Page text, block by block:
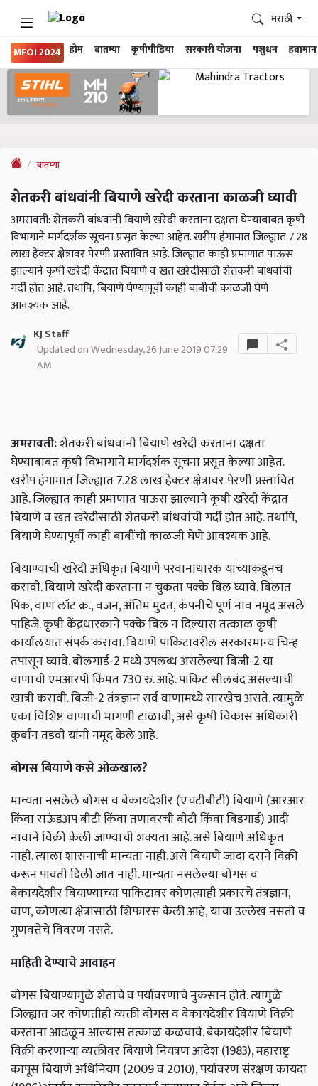
MFOI 2024 होम बातम्या कृषीपीडिया सरकारी योजना पशुधन हवामान
मराठी
बातम्या
शेतकरी बांधवांनी बियाणे खरेदी करताना काळजी घ्यावी
अमरावती: शेतकरी बांधवांनी बियाणे खरेदी करताना दक्षता घेण्याबाबत कृषी
विभागाने मार्गदर्शक सूचना प्रसृत केल्या आहेत. खरीप हंगामात जिल्ह्यात 7.28
लाख हेक्टर क्षेत्रावर पेरणी प्रस्तावित आहे. जिल्ह्यात काही प्रमाणात पाऊस
झाल्याने कृषी खरेदी केंद्रात बियाणे व खत खरेदीसाठी शेतकरी बांधवांची
गर्दी होत आहे. तथापि, बियाणे घेण्यापूर्वी काही बाबींची काळजी घेणे
आवश्यक आहे.
KJ Staff
Updated on Wednesday, 26 June 2019 07:29
AM
अमरावती:शेतकरी बांधवांनी बियाणे खरेदी करताना दक्षता
घेण्याबाबत कृषी विभागाने मार्गदर्शक सूचना प्रसृत केल्या आहेत.
खरीप हंगामात जिल्ह्यात 7.28 लाख हेक्टर क्षेत्रावर पेरणी प्रस्तावित
आहे. जिल्ह्यात काही प्रमाणात पाऊस झाल्याने कृषी खरेदी केंद्रात
बियाणे व खत खरेदीसाठी शेतकरी बांधवांची गर्दी होत आहे. तथापि,
बियाणे घेण्यापूर्वी काही बाबींची काळजी घेणे आवश्यक आहे.
बियाण्याची खरेदी अधिकृत बियाणे परवानाधारक यांच्याकडूनच
करावी. बियाणे खरेदी करताना न चुकता पक्के बिल घ्यावे. बिलात
पिक, वाण लॉट क्र., वजन, अंतिम मुदत, कंपनीचे पूर्ण नाव नमूद असले
पाहिजे. कृषी केंद्रधारकाने पक्के बिल न दिल्यास तत्काळ कृषी
कार्यालयात संपर्क करावा. बियाणे पाकिटावरील सरकारमान्य चिन्ह
तपासून घ्यावे. बोलगार्ड-2 मध्ये उपलब्ध असलेल्या बिजी-2 या
वाणाची एमआरपी किंमत 730 रु. आहे. पाकिट सीलबंद असल्याची
खात्री करावी. बिजी-2 तंत्रज्ञान सर्व वाणामध्ये सारखेच असते. त्यामुळे
एका विशिष्ट वाणाची मागणी टाळावी, असे कृषी विकास अधिकारी
कुर्बान तडवी यांनी नमूद केले आहे.
बोगस बियाणे कसे ओळखाल?
मान्यता नसलेले बोगस व बेकायदेशीर (एचटीबीटी) बियाणे (आरआर
किंवा राऊंडअप बीटी किंवा तणावरची बीटी किंवा बिडगार्ड) आदी
नावाने विक्री केली जाण्याची शक्यता आहे. असे बियाणे अधिकृत
नाही. त्याला शासनाची मान्यता नाही. असे बियाणे जादा दराने विक्री
करून पावती दिली जात नाही. मान्यता नसलेल्या बोगस व
बेकायदेशीर बियाण्याच्या पाकिटावर कोणत्याही प्रकारचे तंत्रज्ञान,
वाण, कोणत्या क्षेत्रासाठी शिफारस केली आहे, याचा उल्लेख नसतो व
गुणवत्तेचे विवरण नसते.
माहिती देण्याचे आवाहन
बोगस बियाण्यामुळे शेताचे व पर्यावरणाचे नुकसान होते. त्यामुळे
जिल्ह्यात जर कोणतीही व्यक्ती बोगस व बेकायदेशीर बियाणे विक्री
करताना आढळून आल्यास तत्काळ कळवावे. बेकायदेशीर बियाणे
विक्री करणाऱ्या व्यक्तीवर बियाणे नियंत्रण आदेश (1983), महाराष्ट्र
कापूस बियाणे अधिनियम (2009 व 2010), पर्यावरण संरक्षण कायदा